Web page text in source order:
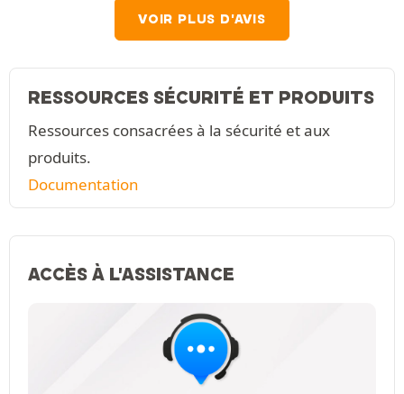
VOIR PLUS D'AVIS
RESSOURCES SÉCURITÉ ET PRODUITS
Ressources consacrées à la sécurité et aux
produits.
Documentation
ACCÈS À L'ASSISTANCE